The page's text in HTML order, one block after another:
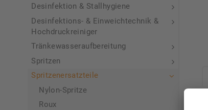
Desinfektion & Stallhygiene
Desinfektions- & Einweichtechnik &
Hochdruckreiniger
Tränkewasseraufbereitung
Spritzen
Spritzenersatzteile
Nylon-Spritze
Roux